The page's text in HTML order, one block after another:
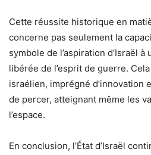
Cette réussite historique en
concerne pas seulement la
symbole de l’aspiration d’Israël
libérée de l’esprit de guerre.
israélien, imprégné d’innovation
de percer, atteignant même les
l’espace.
En conclusion, l’État d’Israël